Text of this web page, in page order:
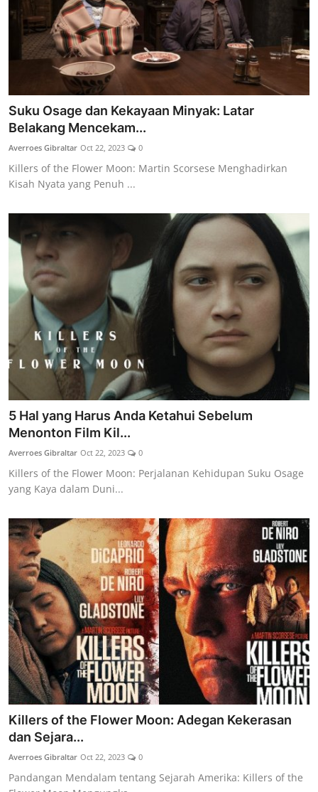
Suku Osage dan Kekayaan Minyak: Latar
Belakang Mencekam...
Averroes Gibraltar Oct 22, 2023 0
Killers of the Flower Moon: Martin Scorsese Menghadirkan
Kisah Nyata yang Penuh ...
5 Hal yang Harus Anda Ketahui Sebelum
Menonton Film Kil...
Averroes Gibraltar Oct 22, 2023 0
Killers of the Flower Moon: Perjalanan Kehidupan Suku Osage
yang Kaya dalam Duni...
Killers of the Flower Moon: Adegan Kekerasan
dan Sejara...
Averroes Gibraltar Oct 22, 2023 0
Pandangan Mendalam tentang Sejarah Amerika: Killers of the